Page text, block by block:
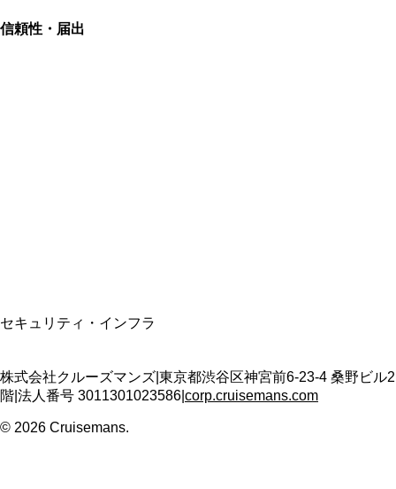
信頼性・届出
セキュリティ・インフラ
株式会社クルーズマンズ 東京都渋谷区神宮前6-23-4 桑野ビル2
階 法人番号 3011301023586 corp.cruisemans.com
© 2026 Cruisemans.